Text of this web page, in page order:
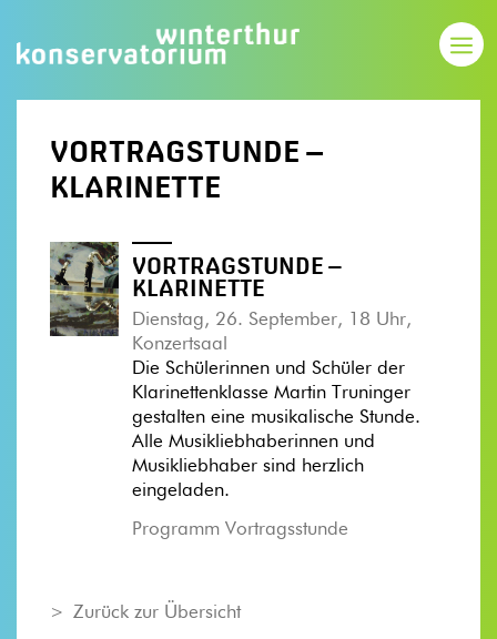
VORTRAGSTUNDE –
KLARINETTE
VORTRAGSTUNDE –
KLARINETTE
Dienstag, 26. September, 18 Uhr,
Konzertsaal
Die Schülerinnen und Schüler der
Klarinettenklasse Martin Truninger
gestalten eine musikalische Stunde.
Alle Musikliebhaberinnen und
Musikliebhaber sind herzlich
eingeladen.
Programm Vortragsstunde
Zurück zur Übersicht